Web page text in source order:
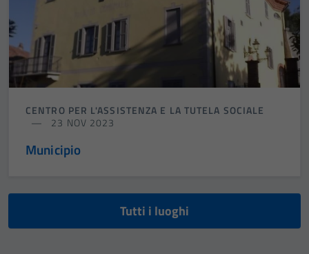
CENTRO PER L'ASSISTENZA E LA TUTELA SOCIALE
23 NOV 2023
Municipio
Tutti i luoghi